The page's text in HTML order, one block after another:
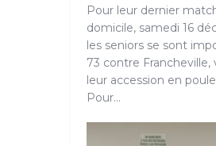
Pour leur dernier
domicile, samedi 16
les seniors se sont
73 contre Francheville,
leur accession en
Pour…